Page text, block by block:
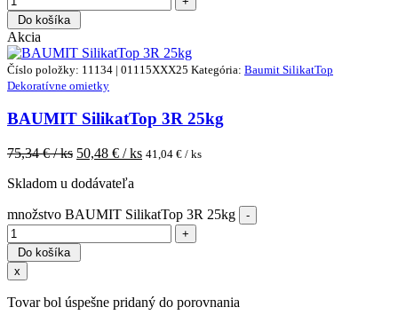
Do košíka
Akcia
Číslo položky: 11134 | 01115XXX25 Kategória: Baumit SilikatTop
Dekoratívne omietky
BAUMIT SilikatTop 3R 25kg
75,34€ / ks 50,48 € / ks 41,04 € / ks
Skladom u dodávateľa
množstvo BAUMIT SilikatTop 3R 25kg
Do košíka
x
Tovar bol úspešne pridaný do porovnania